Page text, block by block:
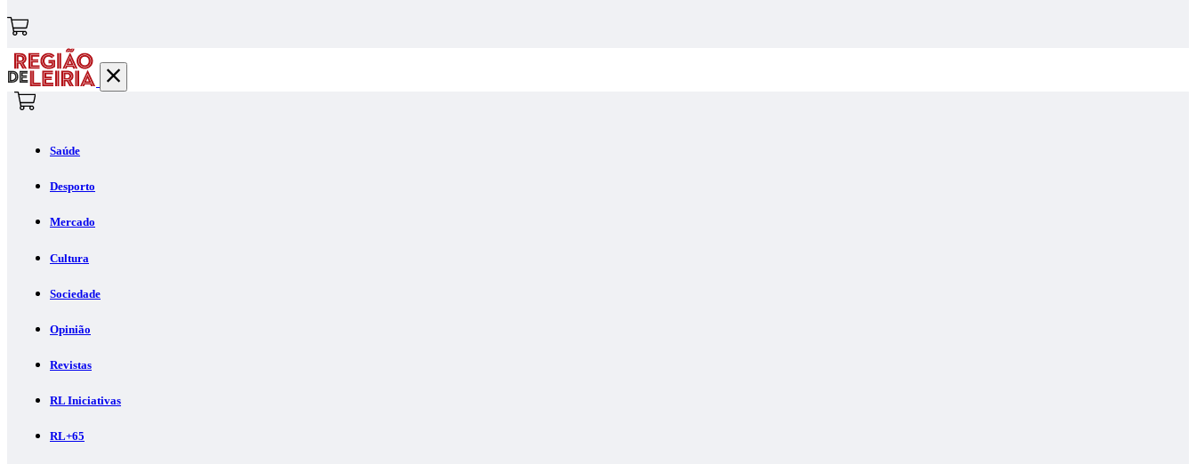
Saúde
Desporto
Mercado
Cultura
Sociedade
Opinião
Revistas
RL Iniciativas
RL+65